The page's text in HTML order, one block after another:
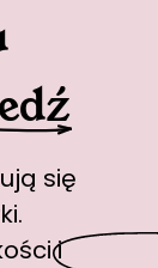
się
i